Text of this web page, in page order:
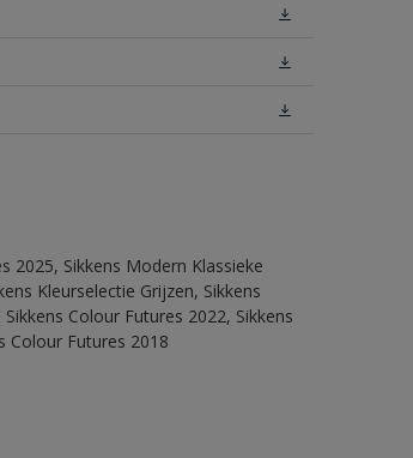
2025, Sikkens Modern Klassieke
Kleurselectie Grijzen, Sikkens
Colour Futures 2022, Sikkens
Colour Futures 2018